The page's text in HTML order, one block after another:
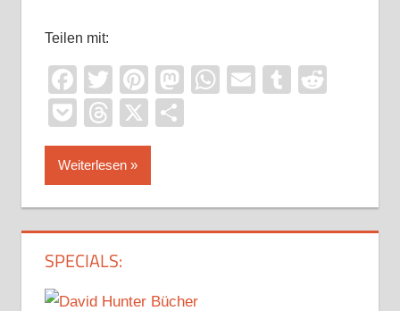
Teilen mit:
Facebook
TwitterPinterest
Mastodon
WhatsApp
EmailTumblr
PocketThreads
X
Weiterlesen
SPECIALS: